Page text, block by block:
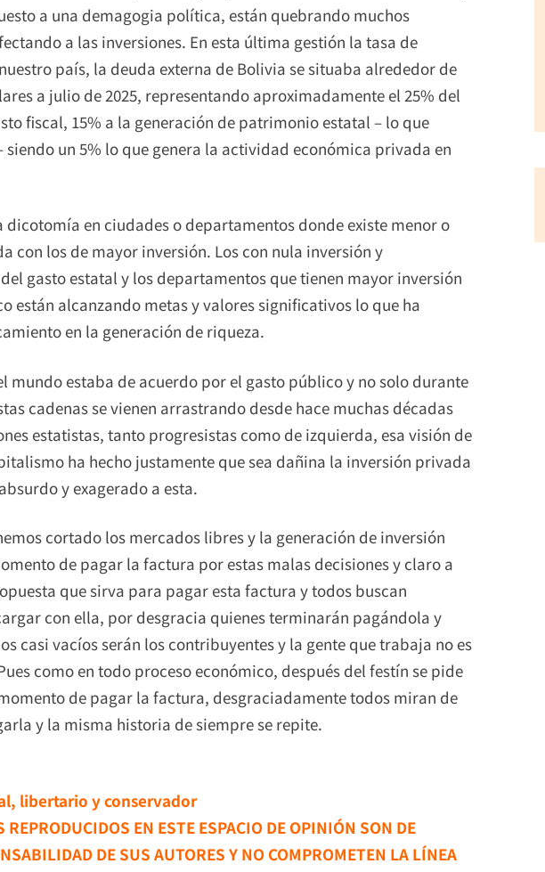
a una demagogia política, están quebrando muchos
a las inversiones. En esta última gestión la tasa de
país, la deuda externa de Bolivia se situaba alrededor de
a julio de 2025, representando aproximadamente el 25% del
fiscal, 15% a la generación de patrimonio estatal – lo que
un 5% lo que genera la actividad económica privada en
dicotomía en ciudades o departamentos donde existe menor o
con los de mayor inversión. Los con nula inversión y
gasto estatal y los departamentos que tienen mayor inversión
están alcanzando metas y valores significativos lo que ha
en la generación de riqueza.
mundo estaba de acuerdo por el gasto público y no solo durante
cadenas se vienen arrastrando desde hace muchas décadas
estatistas, tanto progresistas como de izquierda, esa visión de
ha hecho justamente que sea dañina la inversión privada
y exagerado a esta.
cortado los mercados libres y la generación de inversión
de pagar la factura por estas malas decisiones y claro a
que sirva para pagar esta factura y todos buscan
con ella, por desgracia quienes terminarán pagándola y
casi vacíos serán los contribuyentes y la gente que trabaja no es
como en todo proceso económico, después del festín se pide
de pagar la factura, desgraciadamente todos miran de
y la misma historia de siempre se repite.
libertario y conservador
REPRODUCIDOS EN ESTE ESPACIO DE OPINIÓN SON DE
DE SUS AUTORES Y NO COMPROMETEN LA LÍNEA